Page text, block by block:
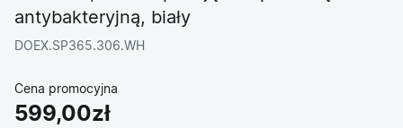
antybakteryjną, biały
DOEX.SP365.306.WH
Cena promocyjna
599,00zł